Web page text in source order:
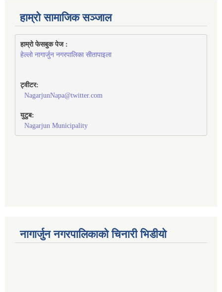
हाम्रो सामाजिक सञ्जाल
हाम्रो फेसबुक पेज :
हेल्लो नागार्जुन नगरपालिका सीतापाइला
ट्वीटर:
NagarjunNapa@twitter.com
युटुब:
Nagarjun Municipality
नागार्जुन नगरपालिकाको चिनारी भिडीयो